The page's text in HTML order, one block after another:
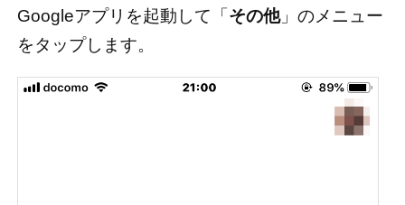
面の検索窓の下をスクロー
ル。必要のないトピックを停
検索結果からフォローし...
Googleアプリを起動して「 その他」のメニュー
をタップします。